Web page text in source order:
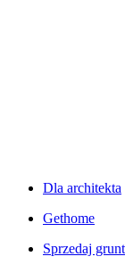
Dla architekta
Gethome
Sprzedaj grunt